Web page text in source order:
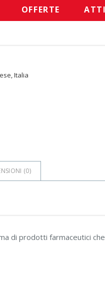
OFFERTE
Italia
(0)
di prodotti farmaceutici